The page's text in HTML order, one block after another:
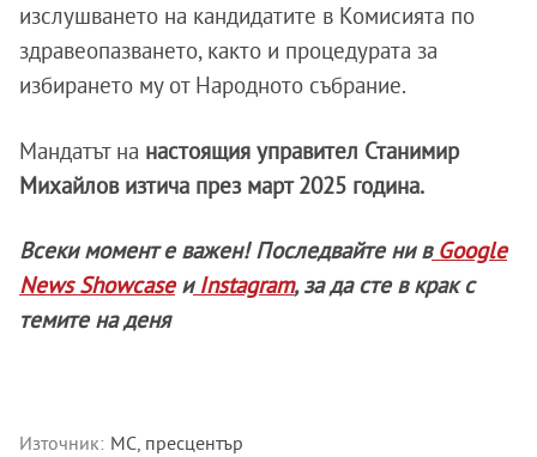
изслушването на кандидатите в Комисията по
здравеопазването, както и процедурата за
избирането му от Народното събрание.
Мандатът на настоящия управител Станимир
Михайлов изтича през март 2025 година.
Всеки момент е важен! Последвайте ни вGoogle
News ShowcaseиInstagram, за да сте в крак с
темите на деня
Източник: МС, пресцентър